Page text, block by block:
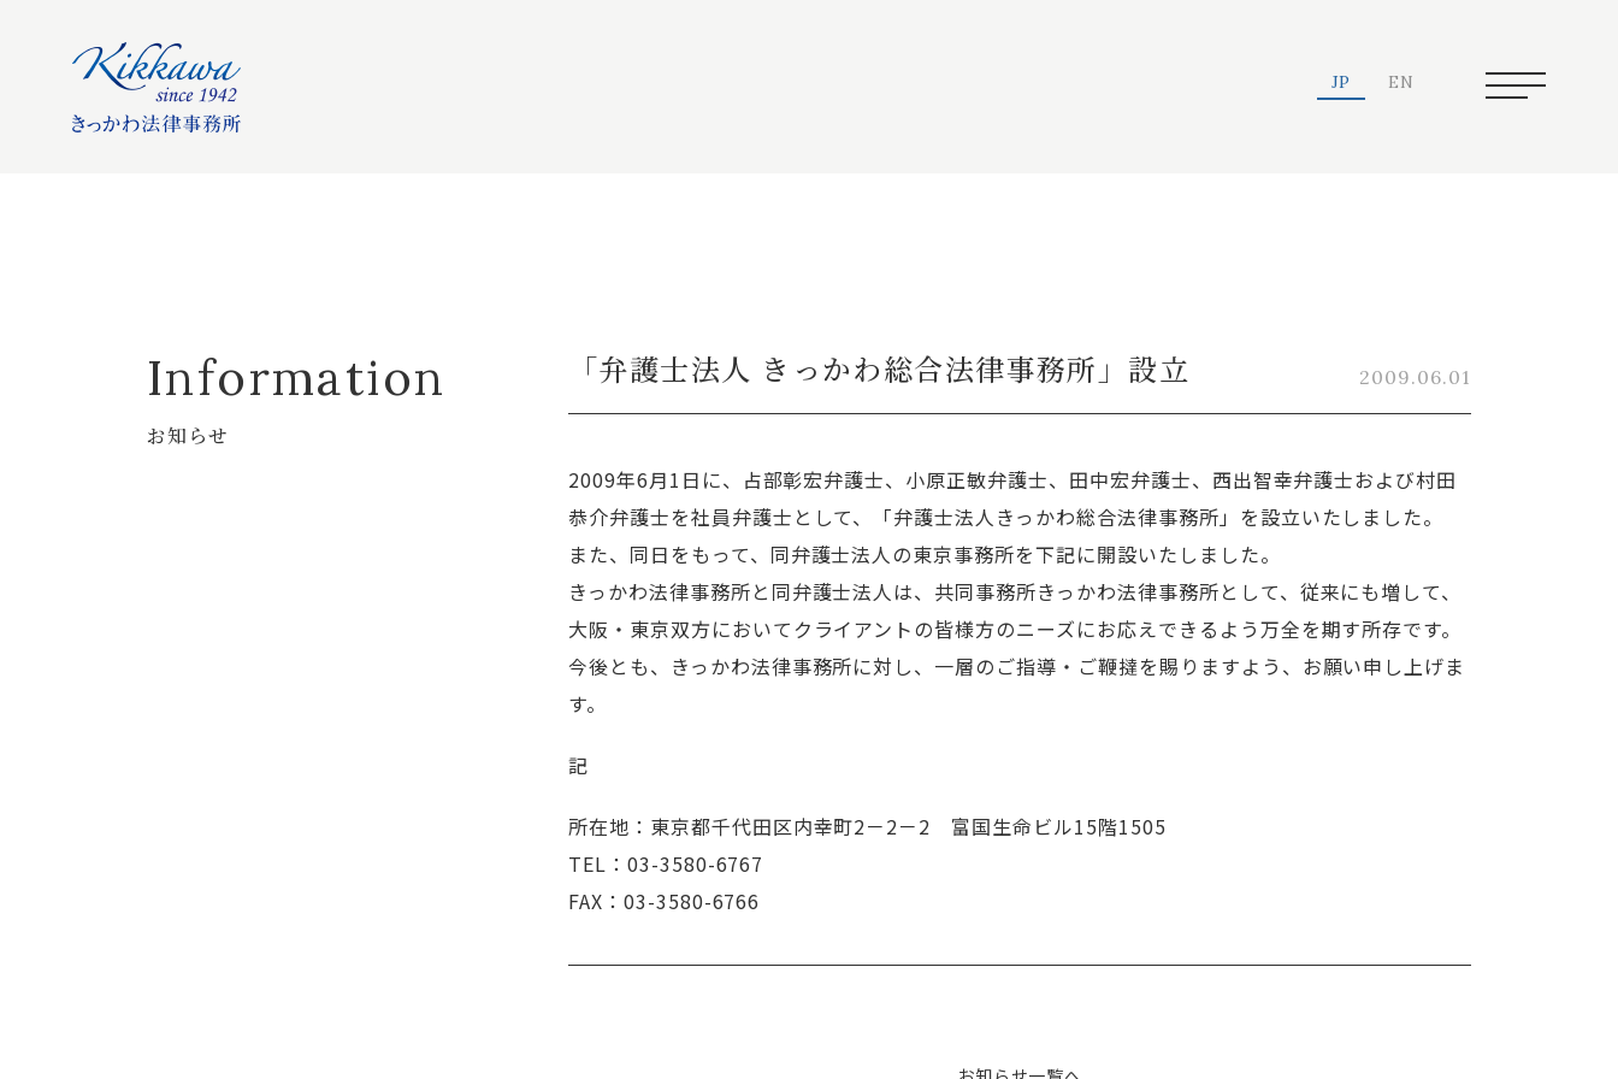
JP EN
Information
お知らせ
「弁護士法人 きっかわ総合法律事務所」設立 2009.06.01
2009年6月1日に、占部彰宏弁護士、小原正敏弁護士、田中宏弁護士、西出智幸弁護士および村田
恭介弁護士を社員弁護士として、「弁護士法人きっかわ総合法律事務所」を設立いたしました。
また、同日をもって、同弁護士法人の東京事務所を下記に開設いたしました。
きっかわ法律事務所と同弁護士法人は、共同事務所きっかわ法律事務所として、従来にも増して、
大阪・東京双方においてクライアントの皆様方のニーズにお応えできるよう万全を期す所存です。
今後とも、きっかわ法律事務所に対し、一層のご指導・ご鞭撻を賜りますよう、お願い申し上げま
す。
記
所在地：東京都千代田区内幸町2－2－2 富国生命ビル15階1505
TEL：03-3580-6767
FAX：03-3580-6766